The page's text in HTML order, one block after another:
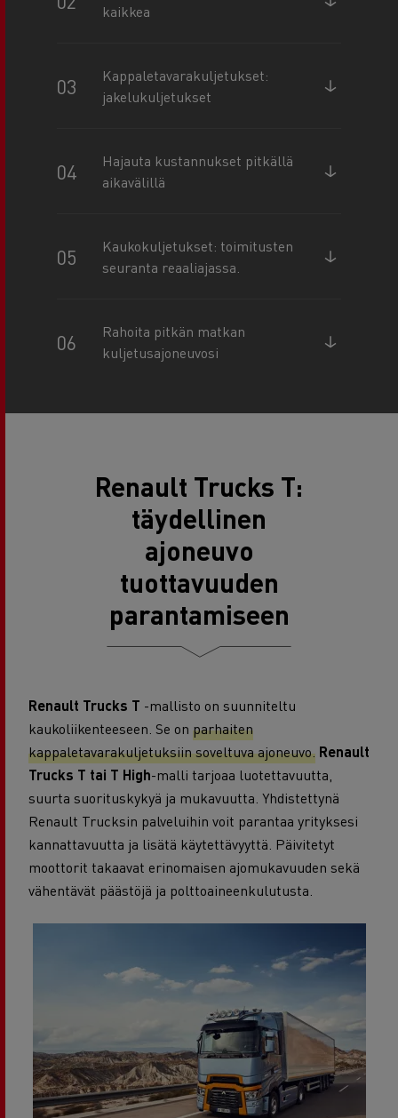
kaikkea
Kappaletavarakuljetukset:
jakelukuljetukset
Hajauta kustannukset pitkällä
aikavälillä
Kaukokuljetukset: toimitusten
seuranta reaaliajassa.
Rahoita pitkän matkan
kuljetusajoneuvosi
Renault Trucks T:
täydellinen
ajoneuvo
tuottavuuden
parantamiseen
Renault Trucks T -mallisto on suunniteltu
kaukoliikenteeseen. Se on parhaiten
kappaletavarakuljetuksiin soveltuva ajoneuvo. Renault
Trucks T tai T High-malli tarjoaa luotettavuutta,
suurta suorituskykyä ja mukavuutta. Yhdistettynä
Renault Trucksin palveluihin voit parantaa yrityksesi
kannattavuutta ja lisätä käytettävyyttä. Päivitetyt
moottorit takaavat erinomaisen ajomukavuuden sekä
vähentävät päästöjä ja polttoaineenkulutusta.